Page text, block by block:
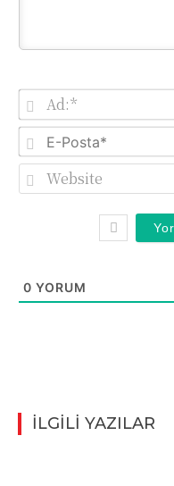
0 YORUM
İLGİLİ YAZILAR